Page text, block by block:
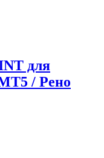
для
/ Рено